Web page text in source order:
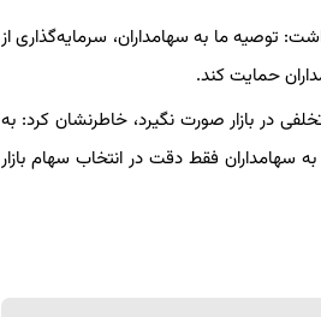
توصیه ما به سهامداران، سرمایه‌گذاری از
حمایت کند.
در بازار صورت نگیرد، خاطرنشان کرد: به
سهامداران فقط دقت در انتخاب سهام بازار